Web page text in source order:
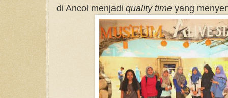
di Ancol menjadi quality time yang